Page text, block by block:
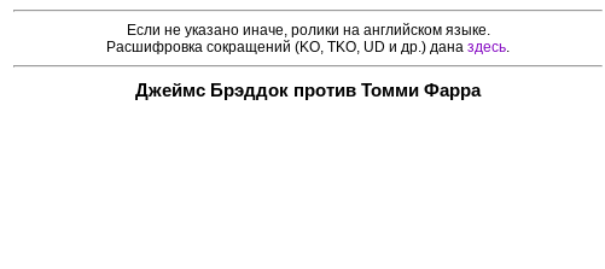
Если не указано иначе, ролики на английском языке.
Расшифровка сокращений (KO, TKO, UD и др.) дана здесь.
Джеймс Брэддок против Томми Фарра